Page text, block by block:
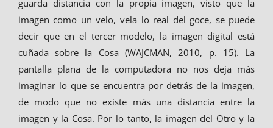
guarda distancia con la propia imagen, visto que la
imagen como un velo, vela lo real del goce, se puede
decir que en el tercer modelo, la imagen digital está
cuñada sobre la Cosa (WAJCMAN, 2010, p. 15). La
pantalla plana de la computadora no nos deja más
imaginar lo que se encuentra por detrás de la imagen,
de modo que no existe más una distancia entre la
imagen y la Cosa. Por lo tanto, la imagen del Otro y la